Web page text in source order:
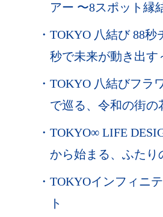
アー 〜8スポット縁
・ TOKYO 八結び 88秒
秒で未来が動き出す
・ TOKYO 八結びフラ
で巡る、令和の街の
・ TOKYO∞ LIFE
から始まる、ふたり
・ TOKYOインフィニ
ト